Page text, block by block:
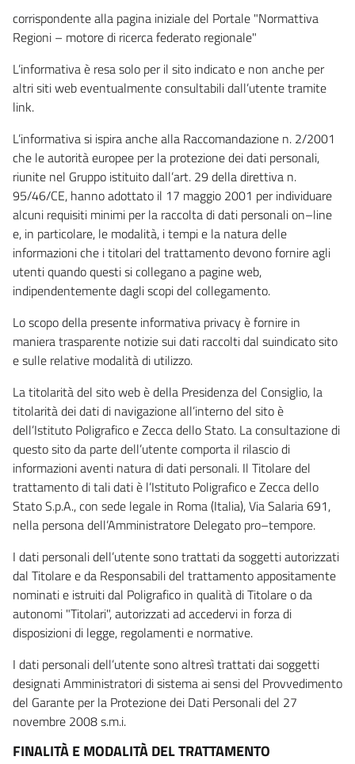
corrispondente alla pagina iniziale del Portale "Normattiva
Regioni – motore di ricerca federato regionale"
L’informativa è resa solo per il sito indicato e non anche per
altri siti web eventualmente consultabili dall’utente tramite
link.
L’informativa si ispira anche alla Raccomandazione n. 2/2001
che le autorità europee per la protezione dei dati personali,
riunite nel Gruppo istituito dall’art. 29 della direttiva n.
95/46/CE, hanno adottato il 17 maggio 2001 per individuare
alcuni requisiti minimi per la raccolta di dati personali on–line
e, in particolare, le modalità, i tempi e la natura delle
informazioni che i titolari del trattamento devono fornire agli
utenti quando questi si collegano a pagine web,
indipendentemente dagli scopi del collegamento.
Lo scopo della presente informativa privacy è fornire in
maniera trasparente notizie sui dati raccolti dal suindicato sito
e sulle relative modalità di utilizzo.
La titolarità del sito web è della Presidenza del Consiglio, la
titolarità dei dati di navigazione all’interno del sito è
dell’Istituto Poligrafico e Zecca dello Stato. La consultazione di
questo sito da parte dell’utente comporta il rilascio di
informazioni aventi natura di dati personali. Il Titolare del
trattamento di tali dati è l’Istituto Poligrafico e Zecca dello
Stato S.p.A., con sede legale in Roma (Italia), Via Salaria 691,
nella persona dell’Amministratore Delegato pro–tempore.
I dati personali dell’utente sono trattati da soggetti autorizzati
dal Titolare e da Responsabili del trattamento appositamente
nominati e istruiti dal Poligrafico in qualità di Titolare o da
autonomi "Titolari", autorizzati ad accedervi in forza di
disposizioni di legge, regolamenti e normative.
I dati personali dell’utente sono altresì trattati dai soggetti
designati Amministratori di sistema ai sensi del Provvedimento
del Garante per la Protezione dei Dati Personali del 27
novembre 2008 s.m.i.
FINALITÀ E MODALITÀ DEL TRATTAMENTO